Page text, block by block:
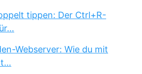
tippen: Der Ctrl+R-
Webserver: Wie du mit